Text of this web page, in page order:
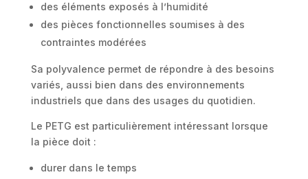
des éléments exposés à l’humidité
des pièces fonctionnelles soumises à des
contraintes modérées
Sa polyvalence permet de répondre à des besoins
variés, aussi bien dans des environnements
industriels que dans des usages du quotidien.
Le PETG est particulièrement intéressant lorsque
la pièce doit :
durer dans le temps